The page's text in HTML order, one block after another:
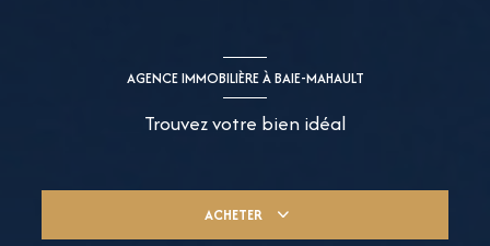
AGENCE IMMOBILIÈRE À BAIE-MAHAULT
Trouvez votre bien idéal
ACHETER